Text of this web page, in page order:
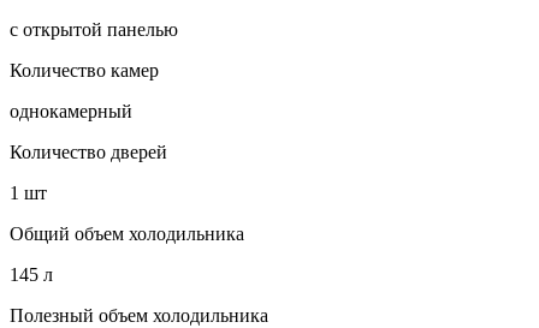
с открытой панелью
Количество камер
однокамерный
Количество дверей
1 шт
Общий объем холодильника
145 л
Полезный объем холодильника